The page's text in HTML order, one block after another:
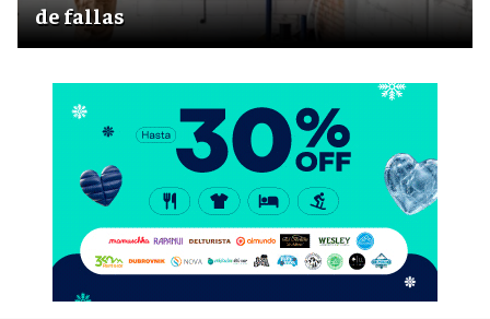
de fallas